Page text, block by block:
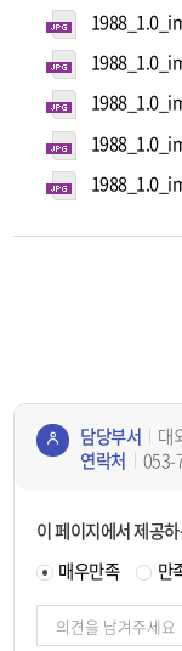
정보
책임
담당부서
대
연락처
053-
이 페이지에서 제공
매우만족
만